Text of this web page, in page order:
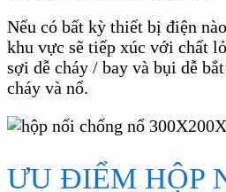
Nếu có bất kỳ thiết bị điện
khu vực sẽ tiếp xúc với chất
sợi dễ cháy / bay và bụi dễ
cháy và nổ.
ƯU ĐIỂM HỘP